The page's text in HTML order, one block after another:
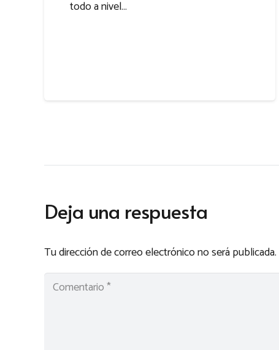
todo a nivel…
Deja una respuesta
Tu dirección de correo electrónico no será publicada.